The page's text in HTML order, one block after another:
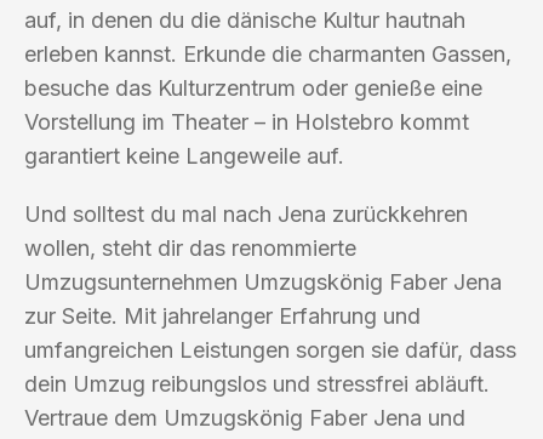
auf, in denen du die dänische Kultur hautnah
erleben kannst. Erkunde die charmanten Gassen,
besuche das Kulturzentrum oder genieße eine
Vorstellung im Theater – in Holstebro kommt
garantiert keine Langeweile auf.
Und solltest du mal nach Jena zurückkehren
wollen, steht dir das renommierte
Umzugsunternehmen Umzugskönig Faber Jena
zur Seite. Mit jahrelanger Erfahrung und
umfangreichen Leistungen sorgen sie dafür, dass
dein Umzug reibungslos und stressfrei abläuft.
Vertraue dem Umzugskönig Faber Jena und